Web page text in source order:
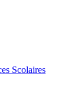
Scolaires